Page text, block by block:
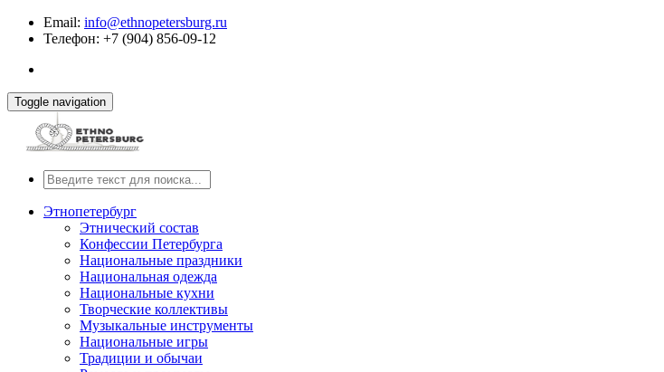
Email: info@ethnopetersburg.ru
Телефон: +7 (904) 856-09-12
Toggle navigation
Этнопетербург
Этнический состав
Конфессии Петербурга
Национальные праздники
Национальная одежда
Национальные кухни
Творческие коллективы
Музыкальные инструменты
Национальные игры
Традиции и обычаи